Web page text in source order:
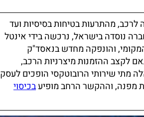
מהתרעות בטיחות בסיסיות ועד
נוסדה בישראל, נרכשה בידי אינטל
והונפקה מחדש בנאסד"ק
לקצב ההזמנות מיצרניות הרכב,
מתי שירותי הרובוטקסי הופכים לעסק
מפנה, וההקשר הרחב מופיעבכיסוי